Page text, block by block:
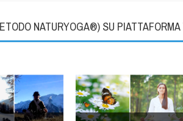
NATURYOGA®) SU